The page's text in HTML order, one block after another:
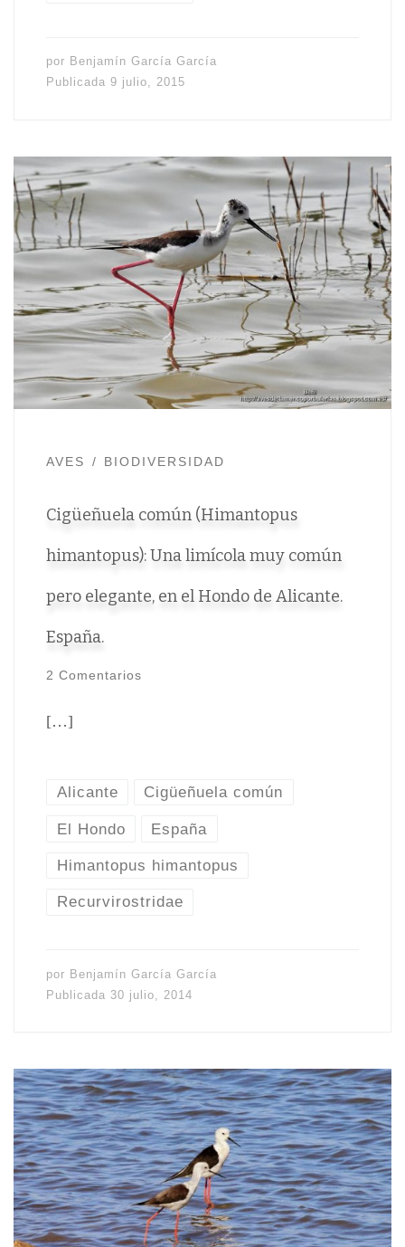
por Benjamín García García
Publicada 9 julio, 2015
AVES BIODIVERSIDAD
Cigüeñuela común (Himantopus
himantopus): Una limícola muy común
pero elegante, en el Hondo de Alicante.
España.
2 Comentarios
[…]
Alicante Cigüeñuela común
El Hondo España
Himantopus himantopus
Recurvirostridae
por Benjamín García García
Publicada 30 julio, 2014